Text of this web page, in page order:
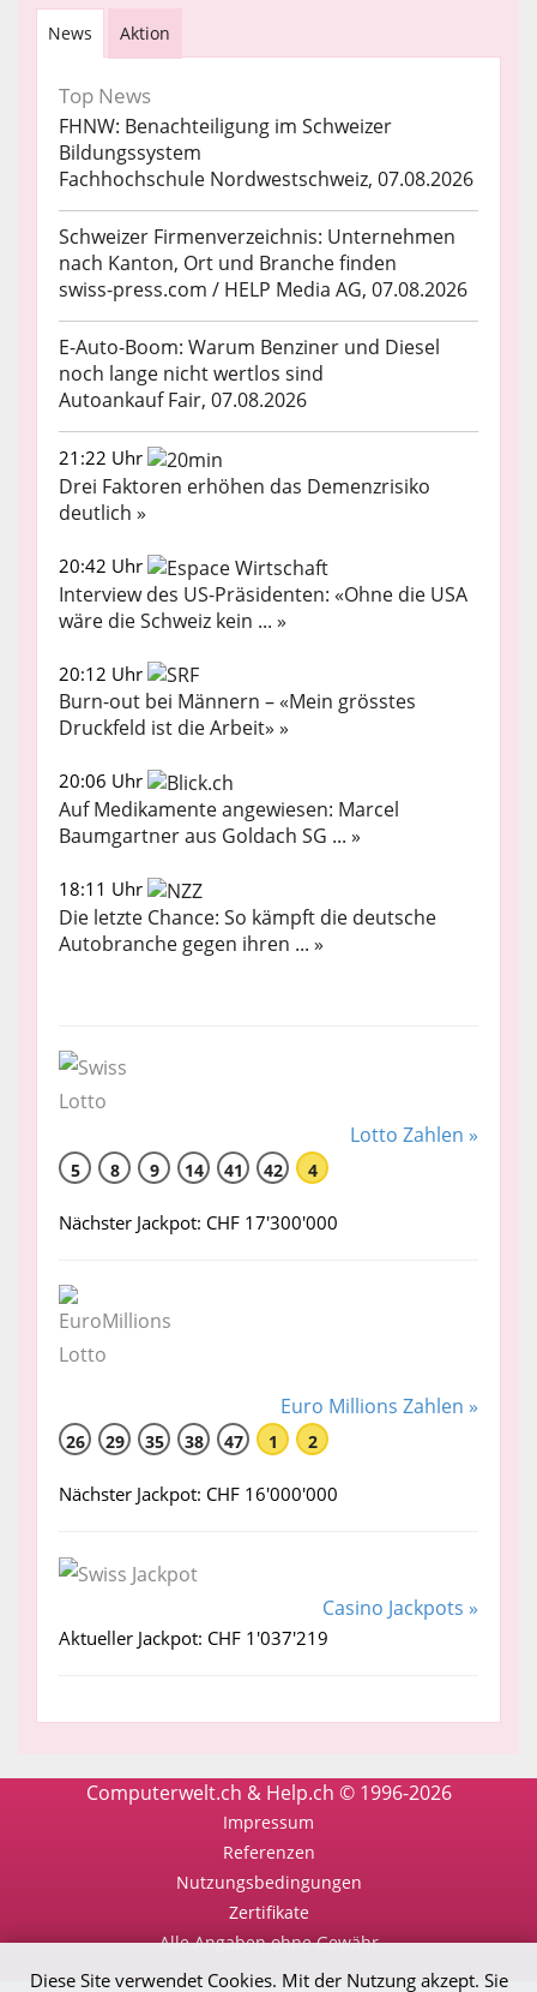
News Aktion
Top News
FHNW: Benachteiligung im Schweizer
Bildungssystem
Fachhochschule Nordwestschweiz, 07.08.2026
Schweizer Firmenverzeichnis: Unternehmen
nach Kanton, Ort und Branche finden
swiss-press.com / HELP Media AG, 07.08.2026
E-Auto-Boom: Warum Benziner und Diesel
noch lange nicht wertlos sind
Autoankauf Fair, 07.08.2026
21:22 Uhr
Drei Faktoren erhöhen das Demenzrisiko
deutlich »
20:42 Uhr
Interview des US-Präsidenten: «Ohne die USA
wäre die Schweiz kein ... »
20:12 Uhr
Burn-out bei Männern – «Mein grösstes
Druckfeld ist die Arbeit» »
20:06 Uhr
Auf Medikamente angewiesen: Marcel
Baumgartner aus Goldach SG ... »
18:11 Uhr
Die letzte Chance: So kämpft die deutsche
Autobranche gegen ihren ... »
Lotto Zahlen »
5 8 9 14 41 42 4
Nächster Jackpot: CHF 17'300'000
Euro Millions Zahlen »
26 29 35 38 47 1 2
Nächster Jackpot: CHF 16'000'000
Casino Jackpots »
Aktueller Jackpot: CHF 1'037'219
Computerwelt.ch & Help.ch © 1996-2026
Impressum
Referenzen
Nutzungsbedingungen
Zertifikate
Alle Angaben ohne Gewähr
Diese Site verwendet Cookies. Mit der Nutzung akzept. Sie